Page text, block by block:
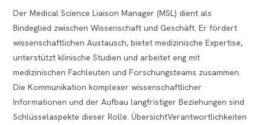
Der Medical Science Liaison Manager (MSL) dient als
Bindeglied zwischen Wissenschaft und Geschäft. Er fördert
wissenschaftlichen Austausch, bietet medizinische Expertise,
unterstützt klinische Studien und arbeitet eng mit
medizinischen Fachleuten und Forschungsteams zusammen.
Die Kommunikation komplexer wissenschaftlicher
Informationen und der Aufbau langfristiger Beziehungen sind
Schlüsselaspekte dieser Rolle. ÜbersichtVerantwortlichkeiten